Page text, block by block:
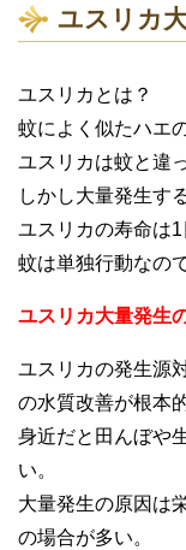
ユスリカ
ユスリカとは？
蚊によく似たハエ
ユスリカは蚊と違
しかし大量発生す
ユスリカの寿命は1
蚊は単独行動なの
ユスリカ大量発生
ユスリカの発生源
の水質改善が根本
身近だと田んぼや
い。
大量発生の原因は
の場合が多い。